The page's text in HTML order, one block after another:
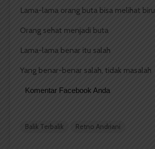
Lama-lama orang buta bisa melihat biru
Orang sehat menjadi buta
Lama-lama benar itu salah
Yang benar-benar salah, tidak masalah
Komentar Facebook Anda
Balik Terbalik Retno Andriani